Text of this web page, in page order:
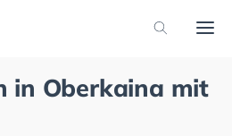
in Oberkaina mit